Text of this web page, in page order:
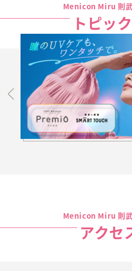
Menicon Miru 則
トピッ
Menicon Miru 則
アクセ